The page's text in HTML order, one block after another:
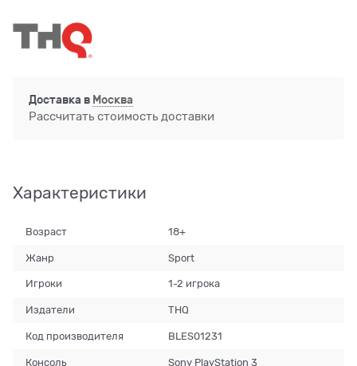
Доставка в Москва
Рассчитать стоимость доставки
Характеристики
Возраст 18+
Жанр Sport
Игроки 1-2 игрока
Издатели THQ
Код производителя BLES01231
Консоль Sony PlayStation 3